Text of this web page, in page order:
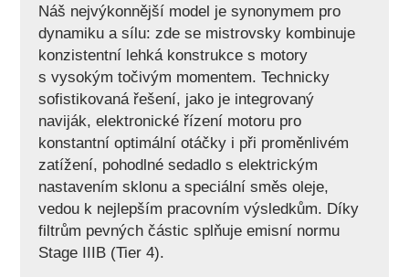
Náš nejvýkonnější model je synonymem pro
dynamiku a sílu: zde se mistrovsky kombinuje
konzistentní lehká konstrukce s motory
s vysokým točivým momentem. Technicky
sofistikovaná řešení, jako je integrovaný
naviják, elektronické řízení motoru pro
konstantní optimální otáčky i při proměnlivém
zatížení, pohodlné sedadlo s elektrickým
nastavením sklonu a speciální směs oleje,
vedou k nejlepším pracovním výsledkům. Díky
filtrům pevných částic splňuje emisní normu
Stage IIIB (Tier 4).